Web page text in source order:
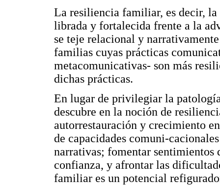
La resiliencia familiar, es decir,
librada y fortalecida frente a la
se teje relacional y
familias cuyas prácticas
metacomunicativas- son más
dichas prácticas.
En lugar de privilegiar la
descubre en la noción de
autorrestauración y crecimiento
de capacidades comuni-
narrativas; fomentar sentimientos
confianza, y afrontar las
familiar es un potencial